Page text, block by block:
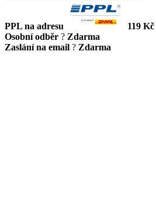
PPL na adresu
119 Kč
Osobní odběr ? Zdarma
Zaslání na email ? Zdarma